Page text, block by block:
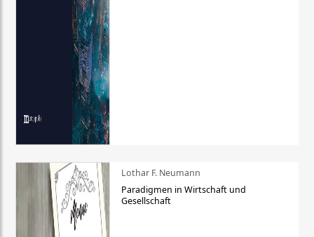
Lothar F. Neumann
Paradigmen in Wirtschaft und
Gesellschaft